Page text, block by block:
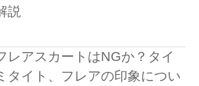
説
レアスカートはNGか？タイ
タイト、フレアの印象につい